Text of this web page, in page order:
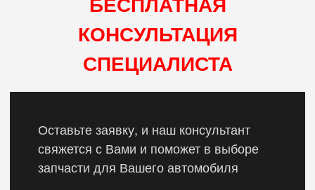
КОНСУЛЬТАЦИЯ
СПЕЦИАЛИСТА
Оставьте заявку, и наш консультант
свяжется с Вами и поможет в выборе
запчасти для Вашего автомобиля